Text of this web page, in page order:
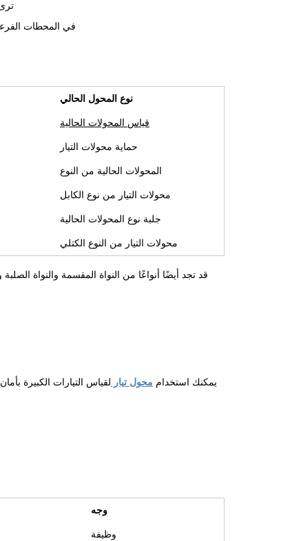
في المحطات
نوع المحول الحالي
قياس المحولات الحالية
حماية محولات التيار
المحولات الحالية من النوع
محولات التيار من نوع الكابل
جلبة نوع المحولات الحالية
محولات التيار من النوع الكتلي
قد تجد أيضًا أنواعًا من النواة المقسمة والنواة
يمكنك استخدام محول تيار لقياس التيارات الكبيرة
وجه
وظيفة